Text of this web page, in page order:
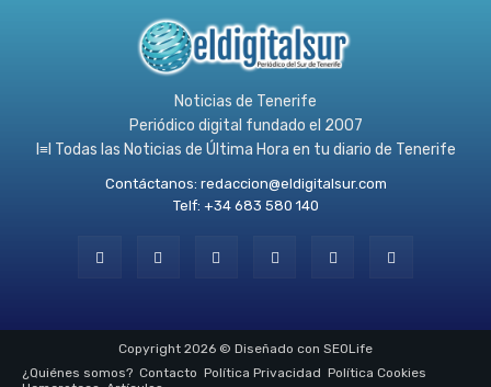
Noticias de Tenerife
Periódico digital fundado el 2007
l≡l Todas las Noticias de Última Hora en tu diario de Tenerife
Contáctanos: redaccion@eldigitalsur.com
Telf: +34 683 580 140
Copyright 2026 © Diseñado con SEOLife
¿Quiénes somos? Contacto Política Privacidad Política Cookies